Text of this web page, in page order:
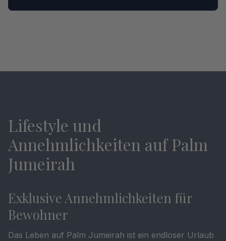
Lifestyle und
Annehmlichkeiten auf Palm
Jumeirah
Exklusive Annehmlichkeiten für
Bewohner
Das Leben auf Palm Jumeirah ist ein endloser Urlaub